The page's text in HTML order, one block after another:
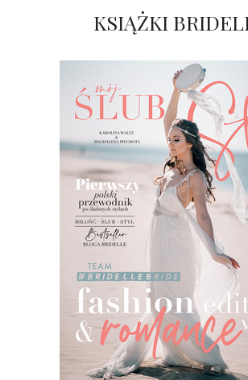
KSIĄŻKI